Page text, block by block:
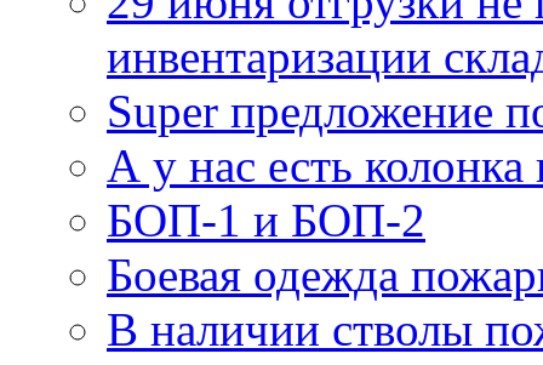
инвентаризации
Super предложение
А у нас есть
БОП-1 и БОП-2
Боевая одежда
В наличии стволы